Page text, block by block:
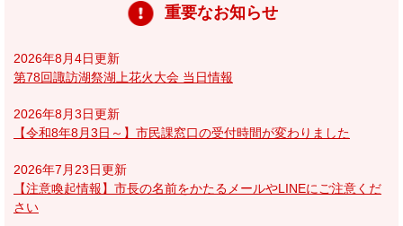
重要なお知らせ
2026年8月4日更新
第78回諏訪湖祭湖上花火大会 当日情報
2026年8月3日更新
【令和8年8月3日～】市民課窓口の受付時間が変わりました
2026年7月23日更新
【注意喚起情報】市長の名前をかたるメールやLINEにご注意くだ
さい